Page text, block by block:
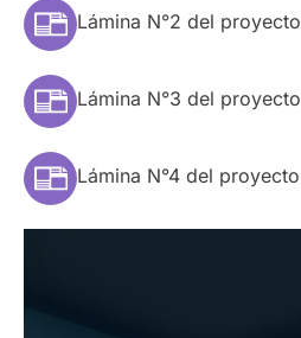
Lámina N°2 del proyecto
Lámina N°3 del proyecto
Lámina N°4 del proyecto